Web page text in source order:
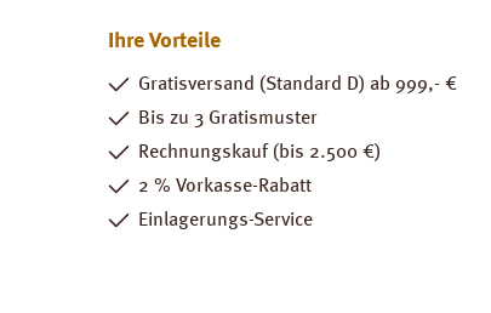
Ihre Vorteile
Gratisversand (Standard D) ab 999,- €
Bis zu 3 Gratismuster
Rechnungskauf (bis 2.500 €)
2 % Vorkasse-Rabatt
Einlagerungs-Service